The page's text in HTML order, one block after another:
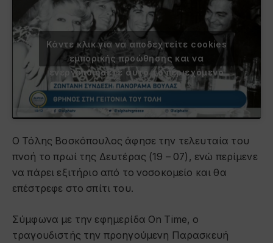
Κάντε κλικ για να αποδεχτείτε cookies
εμπορικής προώθησης και να
ενεργοποιήσετε αυτό το περιεχόμενο
O Τόλης Βοσκόπουλος άφησε την τελευταία του
πνοή το πρωί της Δευτέρας (19 – 07), ενώ περίμενε
να πάρει εξιτήριο από το νοσοκομείο και θα
επέστρεφε στο σπίτι του.
Σύμφωνα με την εφημερίδα On Time, ο
τραγουδιστής την προηγούμενη Παρασκευή